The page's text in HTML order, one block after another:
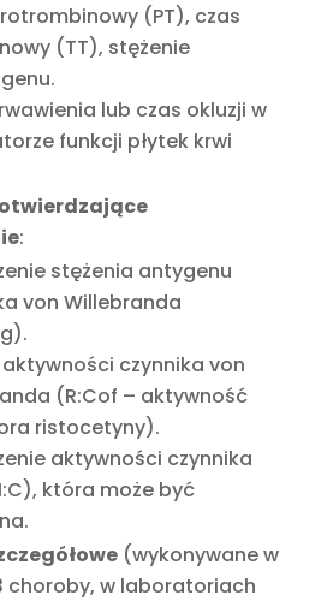
(PT), czas
(TT), stężenie
lub czas okluzji w
funkcji płytek krwi
:
stężenia antygenu
von Willebranda
czynnika von
(R:Cof – aktywność
ristocetyny).
aktywności czynnika
która może być
(wykonywane w
choroby, w laboratoriach